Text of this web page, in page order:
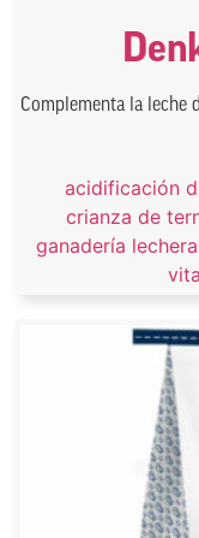
Complementa la leche
acidificación
crianza de
ganadería lechera